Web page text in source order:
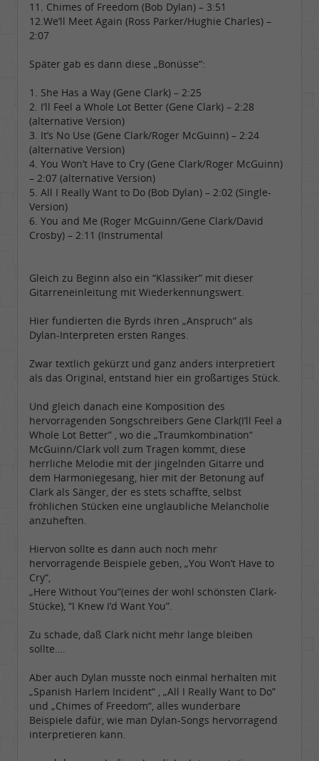
11. Chimes of Freedom (Bob Dylan) – 3:51
12.We’ll Meet Again (Ross Parker/Hughie Charles) –
2:07
Später gab es dann diese „Bonüsse“:
1. She Has a Way (Gene Clark) – 2:25
2. I’ll Feel a Whole Lot Better (Gene Clark) – 2:28
(alternative Version)
3. It’s No Use (Gene Clark/Roger McGuinn) – 2:24
(alternative Version)
4. You Won’t Have to Cry (Gene Clark/Roger McGuinn)
– 2:07 (alternative Version)
5. All I Really Want to Do (Bob Dylan) – 2:02 (Single-
Version)
6. You and Me (Roger McGuinn/Gene Clark/David
Crosby) – 2:11 (Instrumental
Gleich zu Beginn also ein “Klassiker” mit dieser
Gitarreneinleitung mit Wiederkennungswert.
Hier fundierten die Byrds ihren „Anspruch“ als
Dylan-Interpreten ersten Ranges.
Zwar textlich gekürzt und ganz anders interpretiert
als das Original, entstand hier ein großartiges Stück.
Und gleich danach eine Komposition des
hervorragenden Songschreibers Gene Clark(I’ll Feel a
Whole Lot Better” , wo die „Traumkombination“
McGuinn/Clark voll zum Tragen kommt, diese
herrliche Melodie mit der jingelnden Gitarre und
dem Harmoniegesang, hier mit der Betonung auf
Clark als Sänger, der es stets schaffte, selbst
fröhlichen Stücken eine unglaubliche Melancholie
anzuheften.
Hiervon sollte es dann auch noch mehr
hervorragende Beispiele geben, „You Won’t Have to
Cry“,
„Here Without You”(eines der wohl schönsten Clark-
Stücke), “I Knew I’d Want You”.
Zu schade, daß Clark nicht mehr lange bleiben
sollte….
Aber auch Dylan musste noch einmal herhalten mit
„Spanish Harlem Incident“ , „All I Really Want to Do”
und „Chimes of Freedom“, alles wunderbare
Beispiele dafür, wie man Dylan-Songs hervorragend
interpretieren kann.